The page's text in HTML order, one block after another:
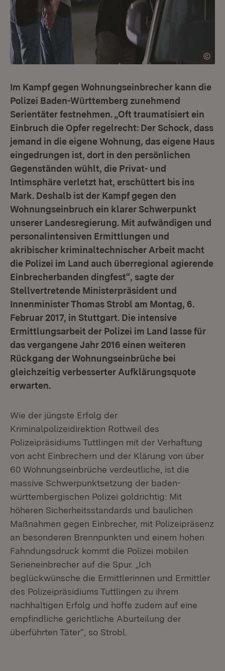
Im Kampf gegen Wohnungseinbrecher kann die
Polizei Baden-Württemberg zunehmend
Serientäter festnehmen. „Oft traumatisiert ein
Einbruch die Opfer regelrecht: Der Schock, dass
jemand in die eigene Wohnung, das eigene Haus
eingedrungen ist, dort in den persönlichen
Gegenständen wühlt, die Privat- und
Intimsphäre verletzt hat, erschüttert bis ins
Mark. Deshalb ist der Kampf gegen den
Wohnungseinbruch ein klarer Schwerpunkt
unserer Landesregierung. Mit aufwändigen und
personalintensiven Ermittlungen und
akribischer kriminaltechnischer Arbeit macht
die Polizei im Land auch überregional agierende
Einbrecherbanden dingfest“, sagte der
Stellvertretende Ministerpräsident und
Innenminister Thomas Strobl am Montag, 6.
Februar 2017, in Stuttgart. Die intensive
Ermittlungsarbeit der Polizei im Land lasse für
das vergangene Jahr 2016 einen weiteren
Rückgang der Wohnungseinbrüche bei
gleichzeitig verbesserter Aufklärungsquote
erwarten.
Wie der jüngste Erfolg der
Kriminalpolizeidirektion Rottweil des
Polizeipräsidiums Tuttlingen mit der Verhaftung
von acht Einbrechern und der Klärung von über
60 Wohnungseinbrüche verdeutliche, ist die
massive Schwerpunktsetzung der baden-
württembergischen Polizei goldrichtig: Mit
höheren Sicherheitsstandards und baulichen
Maßnahmen gegen Einbrecher, mit Polizeipräsenz
an besonderen Brennpunkten und einem hohen
Fahndungsdruck kommt die Polizei mobilen
Serieneinbrecher auf die Spur. „Ich
beglückwünsche die Ermittlerinnen und Ermittler
des Polizeipräsidiums Tuttlingen zu ihrem
nachhaltigen Erfolg und hoffe zudem auf eine
empfindliche gerichtliche Aburteilung der
überführten Täter“, so Strobl.